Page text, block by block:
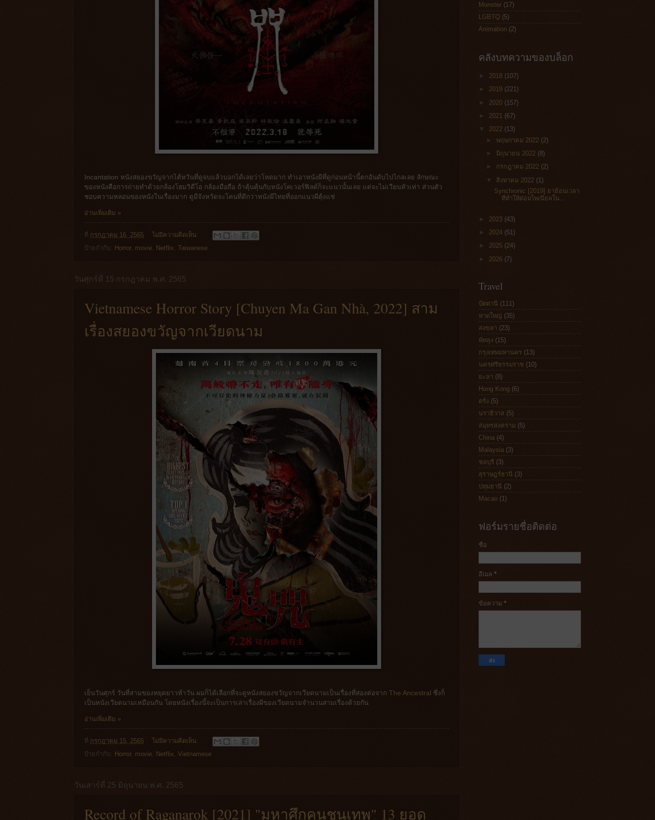
Incantation หนังสยองขวัญจากไต้หวันที่ดูจบแล้วบอกได้เลยว่าโหดมาก ทำเอาหนังผีที่ดูก่อนหน้านี้ตกอันดับไปไกลเลย ลักษณะ
ของหนังคือการถ่ายทำด้วยกล้องโฮมวิดีโอ กล้องมือถือ ถ้าคุ้นคุ้นกับหนังโคเวอร์ฟิลด์ก็จะแนวนั้นเลย แต่จะไม่เวียนหัวเท่า ส่วนตัว
ชอบความหลอนของหนังในเรื่องมาก ดูมีจังหวัดจะโคนที่ดีกว่าหนังผีไทยที่ออกแนวผีตุ้งแช่
อ่านเพิ่มเติม »
ที่ กรกฎาคม 16, 2565
ไม่มีความคิดเห็น:
ป้ายกำกับ: Horror, movie Netflix Taiwanese
วันศุกร์ที่ 15 กรกฎาคม พ.ศ. 2565
Vietnamese Horror Story [Chuyen Ma Gan Nhà, 2022] สาม
เรื่องสยองขวัญจากเวียดนาม
เย็นวันศุกร์ วันที่สามของหยุดยาวห้าวัน ผมก็ได้เลือกที่จะดูหนังสยองขวัญจากเวียดนามเป็นเรื่องที่สองต่อจาก The Ancestral ซึ่งก็
เป็นหนังเวียดนามเหมือนกัน โดยหนังเรื่องนี้จะเป็นการเล่าเรื่องผีของเวียดนามจำนวนสามเรื่องด้วยกัน
อ่านเพิ่มเติม »
ที่ กรกฎาคม 15, 2565
ไม่มีความคิดเห็น:
ป้ายกำกับ: Horror, movie Netflix Vietnamese
วันเสาร์ที่ 25 มิถุนายน พ.ศ. 2565
Record of Raganarok [2021] "มหาศึกคนชนเทพ" 13 ยอด
Monster (17)
LGBTQ (5)
Animation (2)
คลังบทความของบล็อก
► 2018 (107)
► 2019 (221)
► 2020 (157)
► 2021 (67)
▼ 2022 (13)
►พฤษภาคม 2022 (2)
► มิถุนายน 2022 (8)
► กรกฎาคม 2022 (2)
▼ สิงหาคม 2022 (1)
Synchronic [2019] ยาย้อนเวลา
ที่ทำให้ต่อมไพเนียลใน...
► 2023 (43)
► 2024 (51)
► 2025 (24)
► 2026 (7)
Travel
ปัตตานี (111)
หาดใหญ่ (35)
สงขลา (23)
พัทลุง (15)
กรุงเทพมหานคร (13)
นครศรีธรรมราช (10)
ยะลา (8)
Hong Kong (6)
ตรัง (5)
นราธิวาส (5)
สมุทรสงคราม (5)
China (4)
Malaysia (3)
ชลบุรี (3)
สุราษฎร์ธานี (3)
ปทุมธานี (2)
Macao (1)
ฟอร์มรายชื่อติดต่อ
ชื่อ
อีเมล *
ข้อความ *